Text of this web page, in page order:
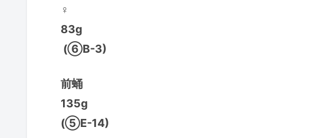
♀
83g
(⑥B-3)
前蛹
135g
(⑤E-14)